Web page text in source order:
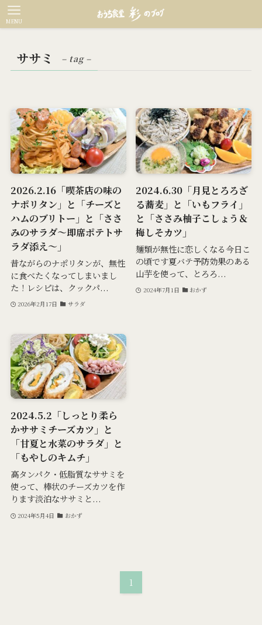
MENU
ササミ – tag –
2026.2.16「喫茶店の味の
ナポリタン」と「チーズと
ハムのブリトー」と「ささ
みのサラダ～即席ポテトサ
ラダ添え～」
昔ながらのナポリタンが、無性
に食べたくなってしまいまし
た！レシピは、クックパ...
2026年2月17日 サラダ
2024.6.30「月見とろろざ
る蕎麦」と「いもフライ」
と「ささみ柚子こしょう＆
梅しそカツ」
麺類が無性に恋しくなる今日こ
の頃です夏バテ予防効果のある
山芋を使って、とろろ...
2024年7月1日 おかず
2024.5.2「しっとり柔ら
かササミチーズカツ」と
「甘夏と水菜のサラダ」と
「もやしのキムチ」
高タンパク・低脂質なササミを
使って、棒状のチーズカツを作
ります淡泊なササミと...
2024年5月4日 おかず
1